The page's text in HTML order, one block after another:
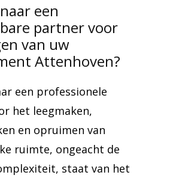
een
partner voor
van uw
Attenhoven?
een professionele
het leegmaken,
en opruimen van
ruimte, ongeacht de
staat van het